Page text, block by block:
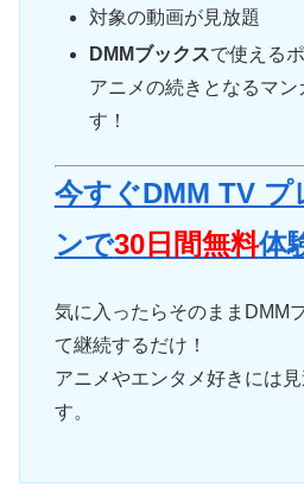
対象の動画が見放題
DMMブックスで使える
アニメの続きとなるマン
す！
今すぐDMM TV プ
ンで30日間無料体
気に入ったらそのままDMM
て継続するだけ！
アニメやエンタメ好きには
す。